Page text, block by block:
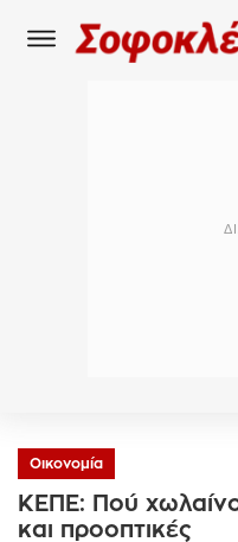
Οικονομία
ΚΕΠΕ: Πού
και προοπτικές